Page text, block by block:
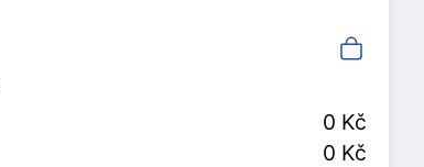
0 Kč
0 Kč